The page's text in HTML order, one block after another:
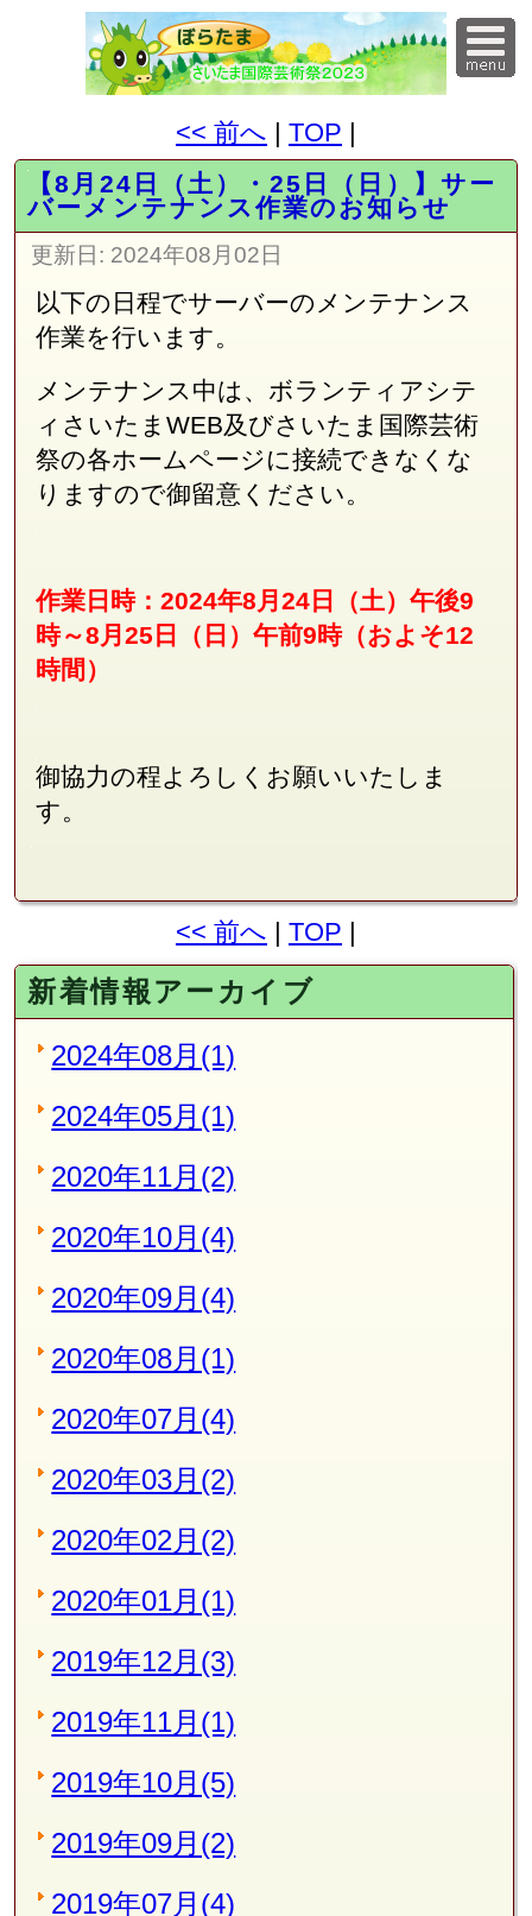
<< 前へ | TOP |
【8月24日（土）・25日（日）】サー
バーメンテナンス作業のお知らせ
更新日: 2024年08月02日
以下の日程でサーバーのメンテナンス
作業を行います。
メンテナンス中は、ボランティアシテ
ィさいたまWEB及びさいたま国際芸術
祭の各ホームページに接続できなくな
りますので御留意ください。
作業日時：2024年8月24日（土）午後9
時～8月25日（日）午前9時（およそ12
時間）
御協力の程よろしくお願いいたしま
す。
<< 前へ | TOP |
新着情報アーカイブ
2024年08月(1)
2024年05月(1)
2020年11月(2)
2020年10月(4)
2020年09月(4)
2020年08月(1)
2020年07月(4)
2020年03月(2)
2020年02月(2)
2020年01月(1)
2019年12月(3)
2019年11月(1)
2019年10月(5)
2019年09月(2)
2019年07月(4)